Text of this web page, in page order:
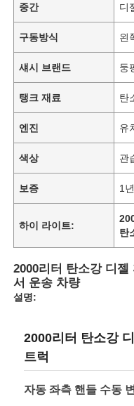
홈
제품 소개
공장 투어
품질 관리
중간 디
구동방식 왼
섀시 브랜드 둥
탱크 재료 탄
엔진 유
색상 관
보증 1년
하이 라이트:
탄
2000리터 탄소강 디젤
서 운송 차량
설명:
2000리터 탄소강
트럭
자동 좌측 핸들 수동